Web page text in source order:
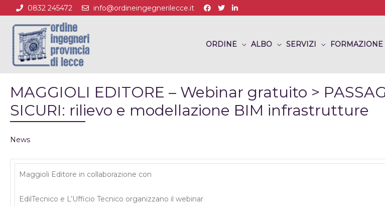
0832 245472 info@ordineingegnerilecce.it
ORDINE ALBO SERVIZI FORMAZIONE
MAGGIOLI EDITORE – Webinar gratuito >
SICURI: rilievo e modellazione BIM infrastrutture
News
Maggioli Editore in collaborazione con
EdilTecnico e L’Ufficio Tecnico organizzano il webinar